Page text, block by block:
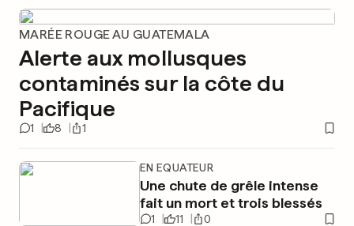
MARÉE ROUGE AU GUATEMALA
Alerte aux mollusques
contaminés sur la côte du
Pacifique
1 8 1
EN EQUATEUR
Une chute de grêle intense
fait un mort et trois blessés
1 11 0